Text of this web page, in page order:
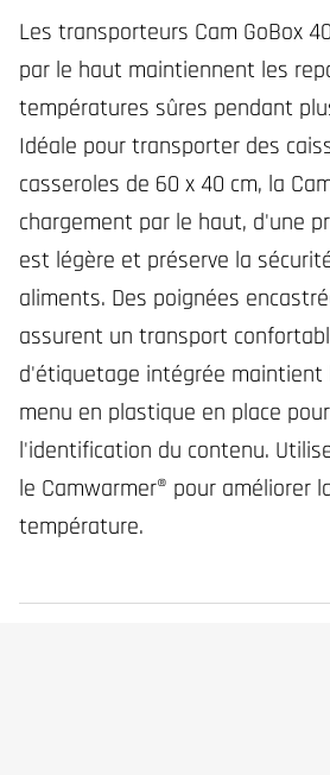
Les transporteurs Cam GoBox
par le haut maintiennent les
températures sûres pendant
Idéale pour transporter des
casseroles de 60 x 40 cm, la
chargement par le haut, d'une
est légère et préserve la
aliments. Des poignées
assurent un transport
d'étiquetage intégrée
menu en plastique en place
l'identification du contenu.
le Camwarmer® pour améliorer
température.